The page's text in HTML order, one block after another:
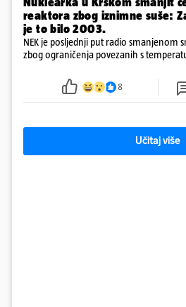
reaktora zbog iznimne suše:
je to bilo 2003.
NEK je posljednji put radio smanjenom
zbog ograničenja povezanih s
smanjenje snage bilo potrebno više od
8
Učitaj više